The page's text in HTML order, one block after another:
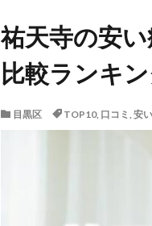
祐天寺の安
比較ランキン
目黒区 TOP10, 口コミ , 安い